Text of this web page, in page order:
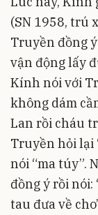
(SN 1958, trú
Truyền đồng
vận động lấy
Kính nói với
không dám
Lan rồi cháu
Truyền hỏi lại
nói “ma túy”.
đồng ý rồi nói:
tau đưa về